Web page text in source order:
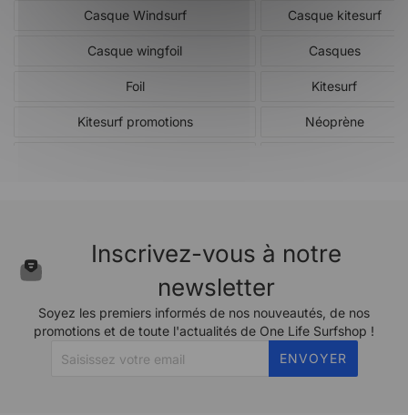
Casque Windsurf
Casque kitesurf
Casque wingfoil Casques
Foil Kitesurf
Kitesurf promotions Néoprène
Inscrivez-vous à notre
newsletter
Soyez les premiers informés de nos nouveautés, de nos
promotions et de toute l'actualités de One Life Surfshop !
ENVOYER